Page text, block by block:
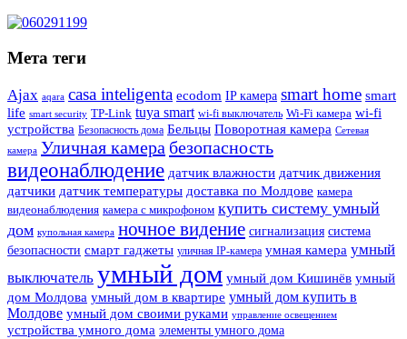
Мета теги
Ajax aqara casa inteligenta ecodom IP камера smart home smart
life smart security TP-Link tuya smart wi-fi выключатель Wi-Fi камера wi-fi
устройства Безопасность дома Бельцы Поворотная камера Сетевая
камера Уличная камера безопасность
видеонаблюдение датчик влажности датчик движения
датчики датчик температуры доставка по Молдове камера
видеонаблюдения камера с микрофоном купить систему умный
дом купольная камера ночное видение сигнализация система
безопасности смарт гаджеты уличная IP-камера умная камера умный
выключатель умный дом умный дом Кишинёв умный
дом Молдова умный дом в квартире умный дом купить в
Молдове умный дом своими руками управление освещением
устройства умного дома элементы умного дома